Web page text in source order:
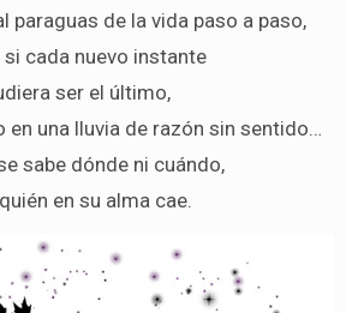
paraguas de la vida paso a paso,
cada nuevo instante
ser el último,
en una lluvia de razón sin sentido…
sabe dónde ni cuándo,
en su alma cae.